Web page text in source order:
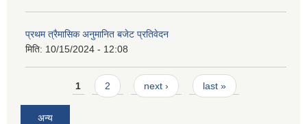
प्रथम त्रैमासिक अनुमानित बजेट प्रतिवेदन
मिति: 10/15/2024 - 12:08
Pages1 2 next › last »
अन्य